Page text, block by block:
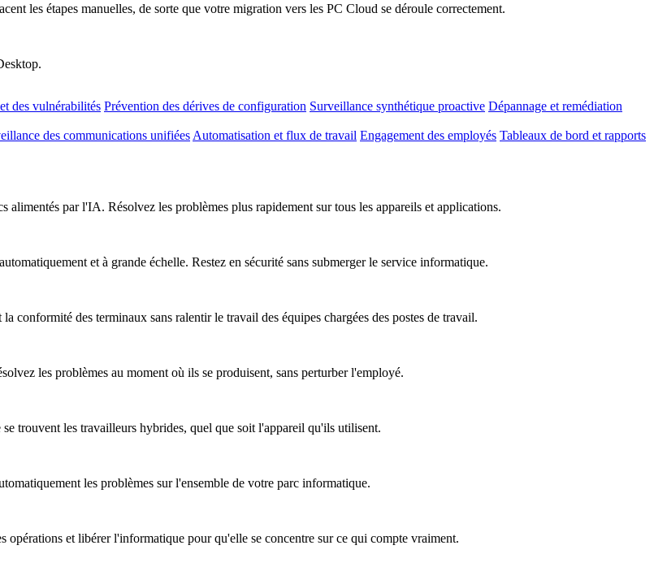
les étapes manuelles, de sorte que votre migration vers les PC Cloud se déroule correctement.
des vulnérabilités Prévention des dérives de configuration Surveillance synthétique proactive Dépannage et remédiation
des communications unifiées Automatisation et flux de travail Engagement des employés Tableaux de bord et rapports
par l'IA. Résolvez les problèmes plus rapidement sur tous les appareils et applications.
et à grande échelle. Restez en sécurité sans submerger le service informatique.
conformité des terminaux sans ralentir le travail des équipes chargées des postes de travail.
les problèmes au moment où ils se produisent, sans perturber l'employé.
trouvent les travailleurs hybrides, quel que soit l'appareil qu'ils utilisent.
les problèmes sur l'ensemble de votre parc informatique.
et libérer l'informatique pour qu'elle se concentre sur ce qui compte vraiment.